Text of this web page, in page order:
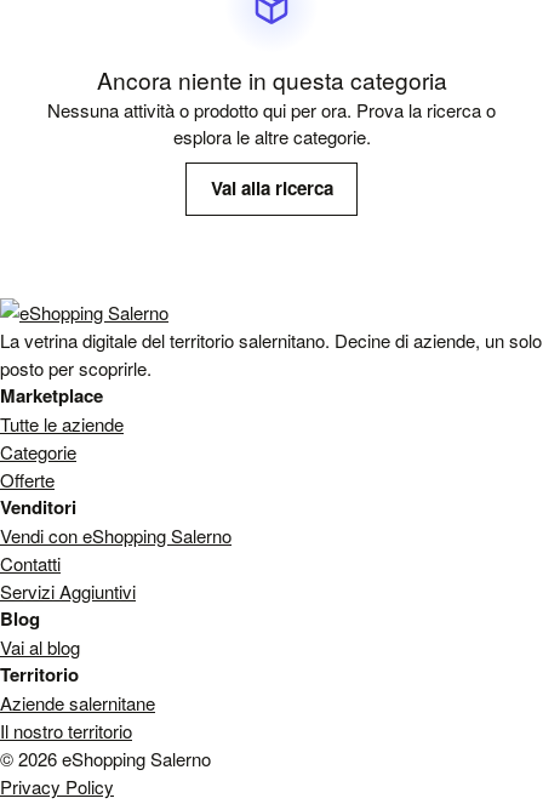
Ancora niente in questa categoria
Nessuna attività o prodotto qui per ora. Prova la ricerca o
esplora le altre categorie.
Vai alla ricerca
La vetrina digitale del territorio salernitano. Decine di aziende, un solo
posto per scoprirle.
Marketplace
Tutte le aziende
Categorie
Offerte
Venditori
Vendi con eShopping Salerno
Contatti
Servizi Aggiuntivi
Blog
Vai al blog
Territorio
Aziende salernitane
Il nostro territorio
© 2026 eShopping Salerno
Privacy Policy